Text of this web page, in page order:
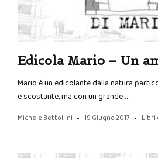
Edicola Mario – Un
Mario è un edicolante dalla natura
e scostante, ma con un grande …
Michele Bettollini 19 Giugno 2017 Libri